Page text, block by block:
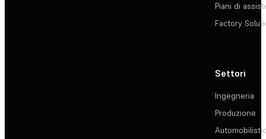
Piani di
Factory
Settori
Ingegneria
Produzione